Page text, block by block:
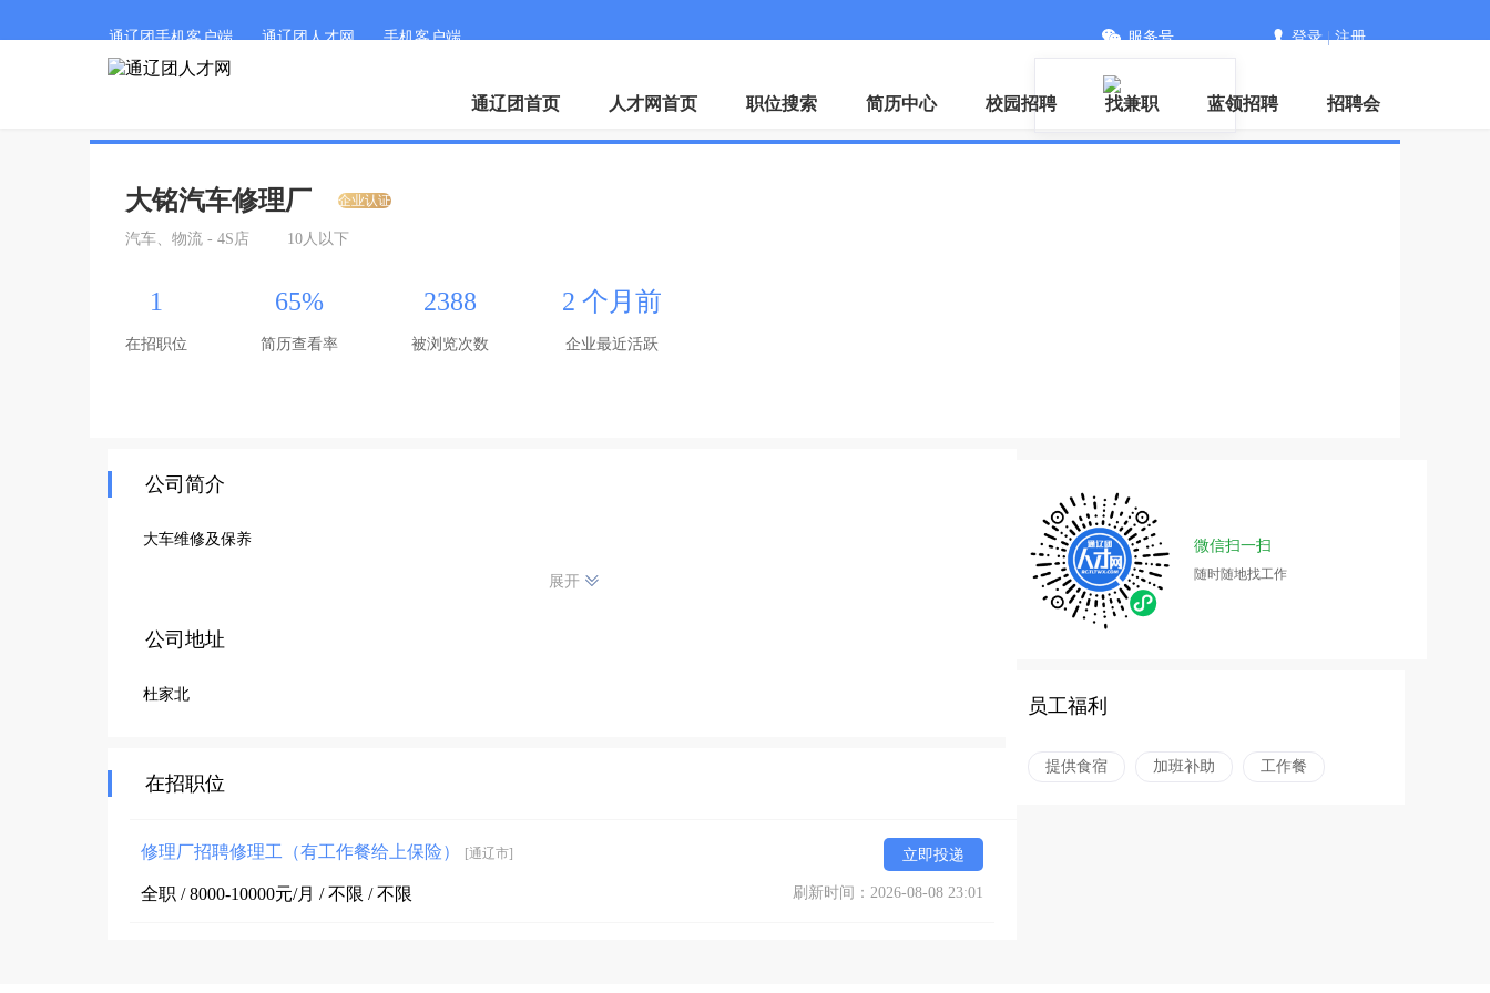
通辽团手机客户端 通辽团人才网 手机客户端
微信
服务号 登录|注册
通辽团首页 人才网首页 职位搜索 简历中心 校园招聘 找兼职 蓝领招聘 招聘会
大铭汽车修理厂 企业认证
汽车、物流 - 4S店 10人以下
1
在招职位
65%
简历查看率
2388
被浏览次数
2 个月前
企业最近活跃
公司简介
大车维修及保养
展开
公司地址
杜家北
在招职位
修理厂招聘修理工（有工作餐给上保险） [通辽市] 立即投递
全职 / 8000-10000元/月 / 不限 / 不限 刷新时间：2026-08-08 23:01
微信扫一扫
随时随地找工作
员工福利
提供食宿 加班补助 工作餐